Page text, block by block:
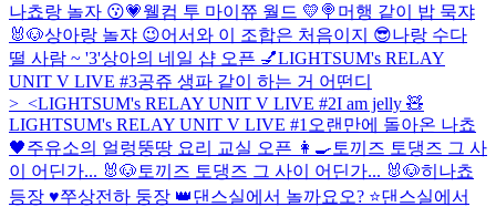
나쵸랑 놀자 😗💗웰컴 투 마이쮸 월드 💛🍭 머행 같이 밥 묵쟈
🐰🐶상아랑 놀쟈 😉어서와 이 조합은 처음이지 😎나랑 수다
떨 사람 ~ '3'상아의 네일 샵 오픈 💅LIGHTSUM's RELAY
UNIT V LIVE #3공쥬 생파 같이 하는 거 어떤디
>_<LIGHTSUM's RELAY UNIT V LIVE #2I am jelly 🧸
LIGHTSUM's RELAY UNIT V LIVE #1 오랜만에 돌아온 나쵸
🖤주유소의 얼렁뚱땅 요리 교실 오픈 👩‍🍳 토끼즈 토댕즈 그 사
이 어딘가... 🐰🐶 토끼즈 토댕즈 그 사이 어딘가... 🐰🐶히나쵸
등장 ♥️쭈상전하 둥장 👑댄스실에서 놀까요오? ⭐️댄스실에서